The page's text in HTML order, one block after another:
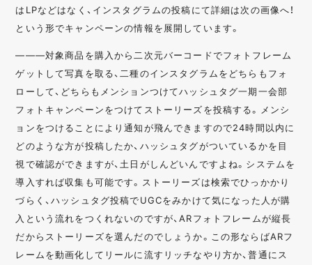
はLPなどはなく、インスタグラムの投稿にて詳細は次の画像へ！
という形でキャンペーンの情報を展開しています。
———対象商品を購入から二次元バーコードでフォトフレーム
ゲットして写真を取る、二種のインスタグラムをどちらもフォ
ローして、どちらもメンションつけてハッシュタグ一期一会部
フォトキャンペーンをつけてストーリーズを投稿する。メンシ
ョンをつけることにより通知が飛んできますので24時間以内に
どのような方が投稿したか、ハッシュタグがついているかを目
視で確認ができますが、土日がしんどいんですよね。システムを
導入すれば収集も可能です。ストーリーズは検索でひっかかり
づらく、ハッシュタグ投稿でUGCをみかけて気になった人が購
入という流れをつくれないのですが、ARフォトフレームが縦長
だからストーリーズを選んだのでしょうか。この形ならばARフ
レームを動画化してリールに流すリッチなやり方か、普通にス